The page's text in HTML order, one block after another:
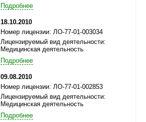
Подробнее
18.10.2010
Номер лицензии: ЛО-77-01-003034
Лицензируемый вид деятельности:
Медицинская деятельность
Подробнее
09.08.2010
Номер лицензии: ЛО-77-01-002853
Лицензируемый вид деятельности:
Медицинская деятельность
Подробнее